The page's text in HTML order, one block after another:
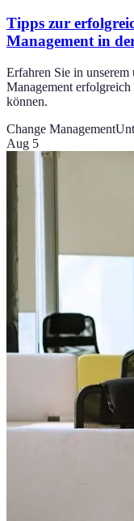
Tipps zur
Management in
Erfahren Sie in
Management
können.
Change Management
Aug 5